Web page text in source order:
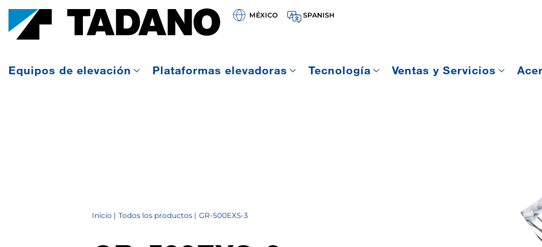
MÉXICO SPANISH
Equipos de elevación Plataformas elevadoras Tecnología Ventas y Servicios
Inicio Todos los productos GR-500EXS-3